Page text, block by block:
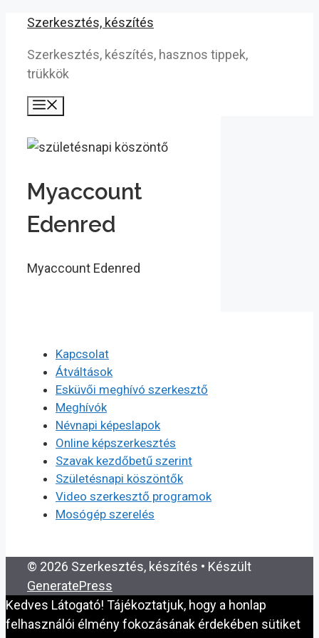
Kilépés
tartalomba
Szerkesztés, készítés
Szerkesztés, készítés, hasznos tippek,
trükkök
Myaccount
Edenred
Myaccount Edenred
Kapcsolat
Átváltások
Esküvői meghívó szerkesztő
Meghívók
Névnapi képeslapok
Online képszerkesztés
Szavak kezdőbetű szerint
Születésnapi köszöntők
Video szerkesztő programok
Mosógép szerelés
© 2026 Szerkesztés, készítés • Készült
GeneratePress
Kedves Látogató! Tájékoztatjuk, hogy a honlap
felhasználói élmény fokozásának érdekében sütiket